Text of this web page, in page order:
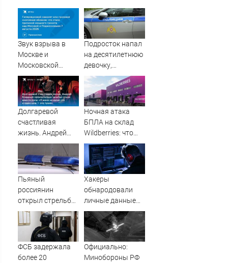
Звук взрыва в
Москве и
Московской
области 7 августа
2026 года:
Причины,
источник, откуда
Подросток напал
на десятилетнюю
девочку,
ворвавшись в
квартиру
Долгаревой
счастливая
жизнь. Андрей
Бледный
пронзительно
зачитал стихи
вместо рэпа: «У
и один шов — это
Ночная атака
БПЛА на склад
Wildberries: что
известно об
очередном ударе
по логистическим
центрам
07/08/2026 –
Пьяный
россиянин
открыл стрельбу
по скорой
помощи и
полицейским
Хакеры
обнародовали
личные данные
более 100 тысяч
британских
силовиков -
Новости на
Вести.ru
ФСБ задержала
более 20
Официально:
Минобороны РФ